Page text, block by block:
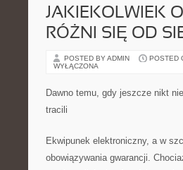
JAKIEKOLWIEK
RÓŻNI SIĘ OD
POSTED BY ADMIN POSTED
WYŁĄCZONA
Dawno temu, gdy jeszcze nikt
tracili
Ekwipunek elektroniczny, a w
obowiązywania gwarancji.